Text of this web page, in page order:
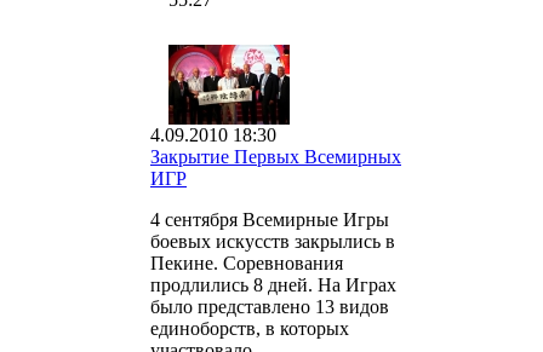
4.09.2010 18:30
Закрытие Первых Всемирных
ИГР
4 сентября Всемирные Игры
боевых искусств закрылись в
Пекине. Соревнования
продлились 8 дней. На Играх
было представлено 13 видов
единоборств, в которых